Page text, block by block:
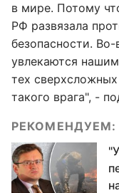
в мире. Потому
РФ развязала
безопасности.
увлекаются
тех
такого врага", -
РЕКОМЕНДУЕМ: